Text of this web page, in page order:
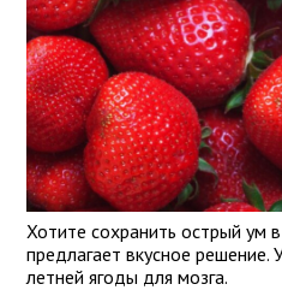
Хотите сохранить острый ум
предлагает вкусное
летней ягоды для мозга.